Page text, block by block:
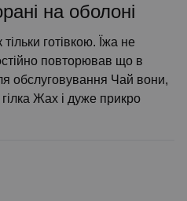
на оболоні
готівкою. Їжа не
повторював що в
обслуговування Чай вони,
Жах і дуже прикро